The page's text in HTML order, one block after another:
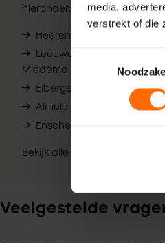
media,
verstrekt of die
hieronder:
Heerenveen
Leeuwarden -
Miedema Bouwmaterialen
Eibergen – Witzand
Almelo – Witzand
Enschede – Witzand
Bekijk alle vestigingen
Veelgestelde